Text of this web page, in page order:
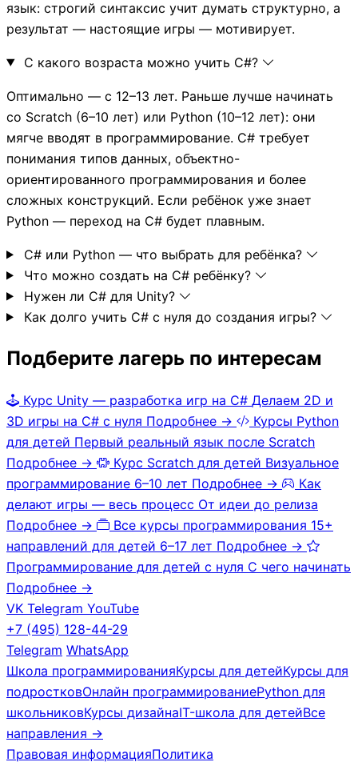
язык: строгий синтаксис учит думать структурно, а
результат — настоящие игры — мотивирует.
С какого возраста можно учить C#?
Оптимально — с 12–13 лет. Раньше лучше начинать
со Scratch (6–10 лет) или Python (10–12 лет): они
мягче вводят в программирование. C# требует
понимания типов данных, объектно-
ориентированного программирования и более
сложных конструкций. Если ребёнок уже знает
Python — переход на C# будет плавным.
C# или Python — что выбрать для ребёнка?
Что можно создать на C# ребёнку?
Нужен ли C# для Unity?
Как долго учить C# с нуля до создания игры?
Подберите лагерь по интересам
Курс Unity — разработка игр на C# Делаем 2D и
3D игры на C# с нуля Подробнее →
Курсы Python
для детей Первый реальный язык после Scratch
Подробнее →
Курс Scratch для детей Визуальное
программирование 6–10 лет Подробнее →
Как
делают игры — весь процесс От идеи до релиза
Подробнее →
Все курсы программирования 15+
направлений для детей 6–17 лет Подробнее →
Программирование для детей с нуля С чего начинать
Подробнее →
VK Telegram YouTube
+7 (495) 128-44-29
Telegram WhatsApp
Школа программированияКурсы для детейКурсы для
подростковОнлайн программированиеPython для
школьниковКурсы дизайнаIT-школа для детейВсе
направления →
Правовая информацияПолитика